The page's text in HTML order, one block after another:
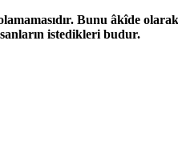
Bunu âkîde
istedikleri budur.